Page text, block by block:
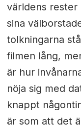
världens rester
sina
tolkningarna
filmen lång,
är hur
nöja sig med
knappt
är som att det